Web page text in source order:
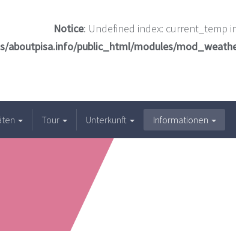
Notice: Undefined index: current_temp
aboutpisa.info/public_html/modules/
Tour Unterkunft Informationen